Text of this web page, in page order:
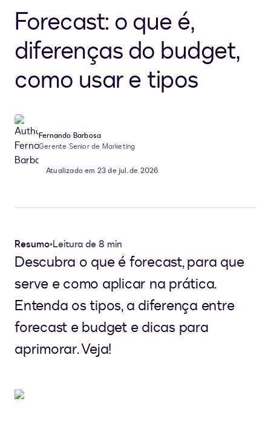
Forecast: o que é,
diferenças do budget,
como usar e tipos
Fernando Barbosa
Gerente Senior de Marketing
Atualizado em 23 de jul. de 2026
Resumo•Leitura de 8 min
Descubra o que é forecast, para que
serve e como aplicar na prática.
Entenda os tipos, a diferença entre
forecast e budget e dicas para
aprimorar. Veja!